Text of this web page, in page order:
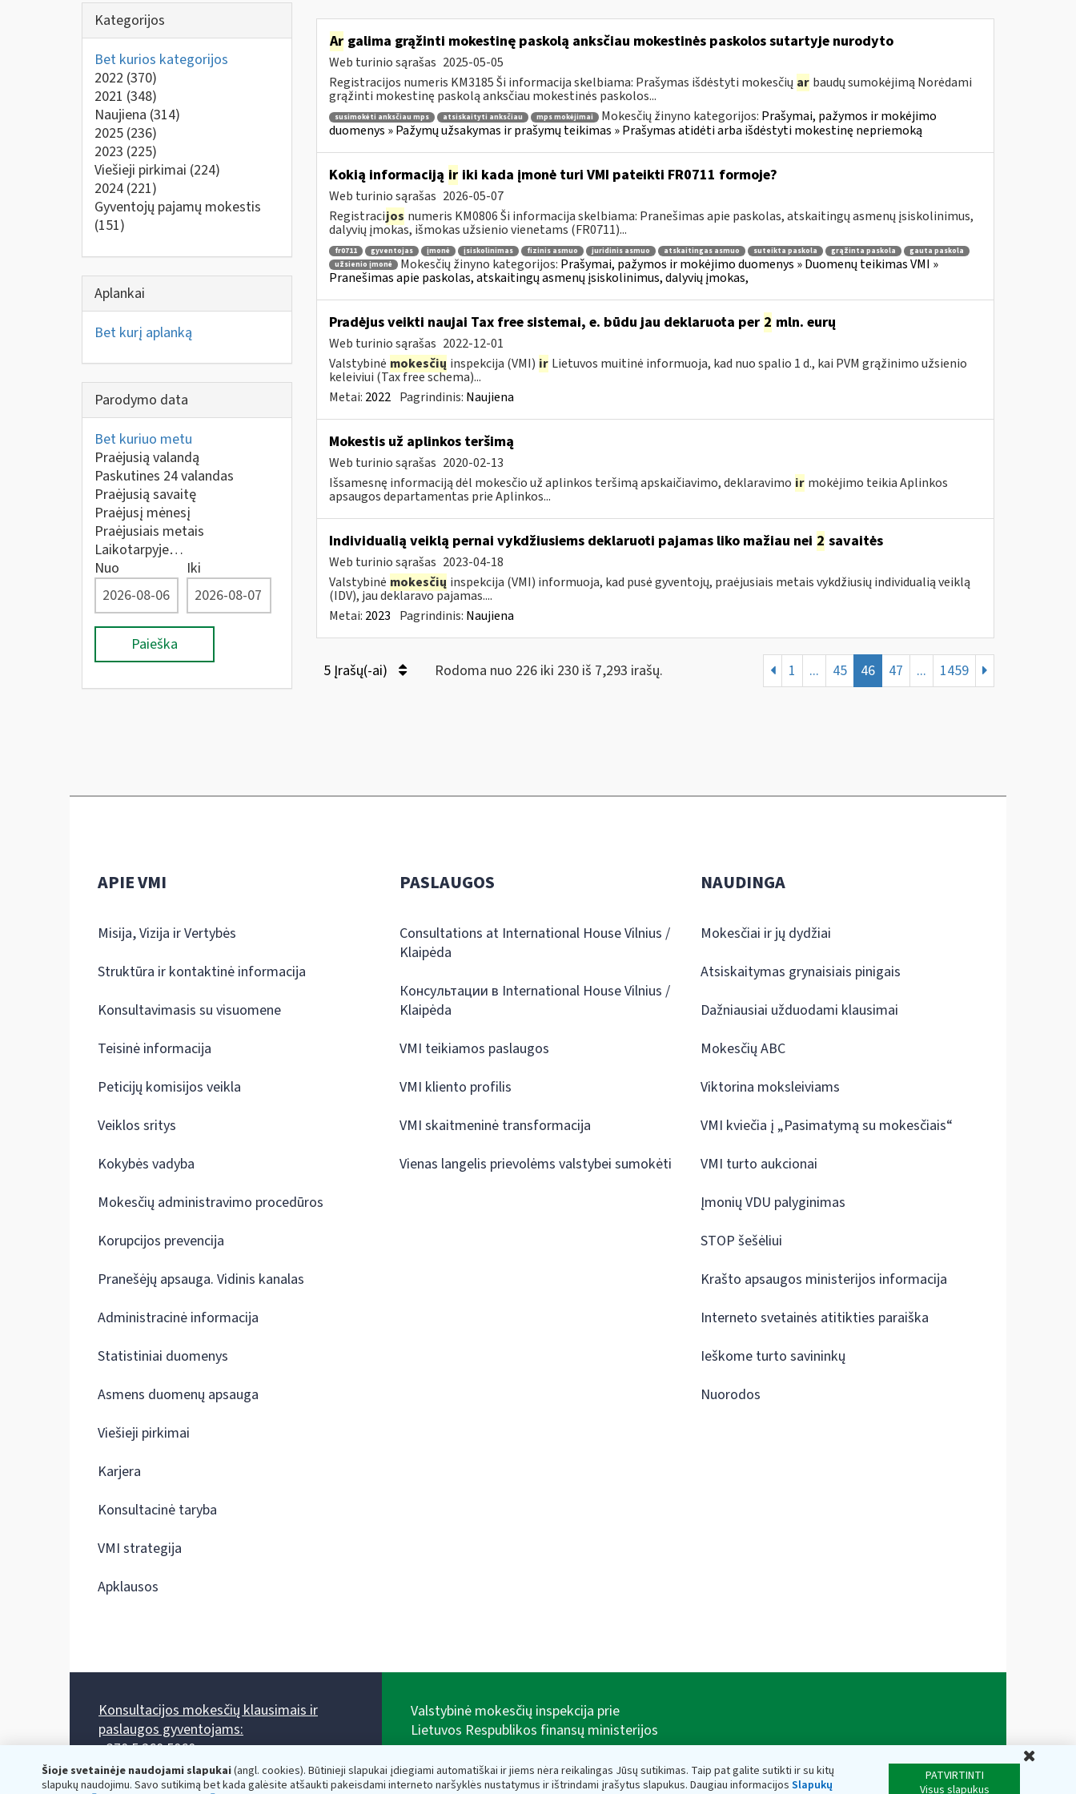
Kategorijos
Bet kurios kategorijos
2022 (370)
2021 (348)
Naujiena (314)
2025 (236)
2023 (225)
Viešieji pirkimai (224)
2024 (221)
Gyventojų pajamų mokestis
(151)
Aplankai
Bet kurį aplanką
Parodymo data
Bet kuriuo metu
Praėjusią valandą
Paskutines 24 valandas
Praėjusią savaitę
Praėjusį mėnesį
Praėjusiais metais
Laikotarpyje…
Nuo
Iki
Paieška
Argalima grąžinti mokestinę paskolą anksčiau mokestinės paskolos sutartyje nurodyto
Web turinio sąrašas 2025-05-05
Registracijos numeris KM3185 Ši informacija skelbiama: Prašymas išdėstyti mokesčių ar baudų sumokėjimą Norėdami
grąžinti mokestinę paskolą anksčiau mokestinės paskolos...
susimokėti anksčiau mps atsiskaityti anksčiau mps mokėjimai Mokesčių žinyno kategorijos: Prašymai, pažymos ir mokėjimo
duomenys » Pažymų užsakymas ir prašymų teikimas » Prašymas atidėti arba išdėstyti mokestinę nepriemoką
Kokią informaciją iriki kada įmonė turi VMI pateikti FR0711 formoje?
Web turinio sąrašas 2026-05-07
Registracijos numeris KM0806 Ši informacija skelbiama: Pranešimas apie paskolas, atskaitingų asmenų įsiskolinimus,
dalyvių įmokas, išmokas užsienio vienetams (FR0711)...
fr0711 gyventojas įmonė įsiskolinimas fizinis asmuo juridinis asmuo atskaitingas asmuo suteikta paskola grąžinta paskola
gauta paskola
užsienio įmonė
Mokesčių žinyno kategorijos: Prašymai, pažymos ir mokėjimo duomenys » Duomenų teikimas VMI »
Pranešimas apie paskolas, atskaitingų asmenų įsiskolinimus, dalyvių įmokas,
Pradėjus veikti naujai Tax free sistemai, e. būdu jau deklaruota per 2 mln. eurų
Web turinio sąrašas 2022-12-01
Valstybinė mokesčių inspekcija (VMI) ir Lietuvos muitinė informuoja, kad nuo spalio 1 d., kai PVM grąžinimo užsienio
keleiviui (Tax free schema)...
Metai: 2022 Pagrindinis: Naujiena
Mokestis už aplinkos teršimą
Web turinio sąrašas 2020-02-13
Išsamesnę informaciją dėl mokesčio už aplinkos teršimą apskaičiavimo, deklaravimo ir mokėjimo teikia Aplinkos
apsaugos departamentas prie Aplinkos...
Individualią veiklą pernai vykdžiusiems deklaruoti pajamas liko mažiau nei 2 savaitės
Web turinio sąrašas 2023-04-18
Valstybinė mokesčių inspekcija (VMI) informuoja, kad pusė gyventojų, praėjusiais metais vykdžiusių individualią veiklą
(IDV), jau deklaravo pajamas....
Metai: 2023 Pagrindinis: Naujiena
5 Įrašų(-ai) Rodoma nuo 226 iki 230 iš 7,293 irašų. 1 ... 45 46 47 ... 1459
Šioje svetainėje naudojami slapukai(angl. cookies). Būtinieji slapukai įdiegiami automatiškai ir jiems nėra reikalingas Jūsų sutikimas. Taip pat galite sutikti ir su kitų
slapukų naudojimu. Savo sutikimą bet kada galėsite atšaukti pakeisdami interneto naršyklės nustatymus ir ištrindami įrašytus slapukus. Daugiau informacijos Slapukų
PATVIRTINTI
Visus slapukus
APIE VMI
Misija, Vizija ir Vertybės
Struktūra ir kontaktinė informacija
Konsultavimasis su visuomene
Teisinė informacija
Peticijų komisijos veikla
Veiklos sritys
Kokybės vadyba
Mokesčių administravimo procedūros
Korupcijos prevencija
Pranešėjų apsauga. Vidinis kanalas
Administracinė informacija
Statistiniai duomenys
Asmens duomenų apsauga
Viešieji pirkimai
Karjera
Konsultacinė taryba
VMI strategija
Apklausos
PASLAUGOS
Consultations at International House Vilnius /
Klaipėda
Консультации в International House Vilnius /
Klaipėda
VMI teikiamos paslaugos
VMI kliento profilis
VMI skaitmeninė transformacija
Vienas langelis prievolėms valstybei sumokėti
NAUDINGA
Mokesčiai ir jų dydžiai
Atsiskaitymas grynaisiais pinigais
Dažniausiai užduodami klausimai
Mokesčių ABC
Viktorina moksleiviams
VMI kviečia į „Pasimatymą su mokesčiais“
VMI turto aukcionai
Įmonių VDU palyginimas
STOP šešėliui
Krašto apsaugos ministerijos informacija
Interneto svetainės atitikties paraiška
Ieškome turto savininkų
Nuorodos
Konsultacijos mokesčių klausimais ir
paslaugos gyventojams:
+370 5 260 5060
Darbo laikas: I-IV 8.00-17.00, V 8.00-15.45.
Prieššventinę dieną - viena valanda trumpiau.
Valstybinė mokesčių inspekcija prie
Lietuvos Respublikos finansų ministerijos
adresas: Vasario 16-osios g. 14, 01107 Vilnius, Lietuva,
el.paštas:vmi@vmi.lt, E. pristatymo dėžutės adresas